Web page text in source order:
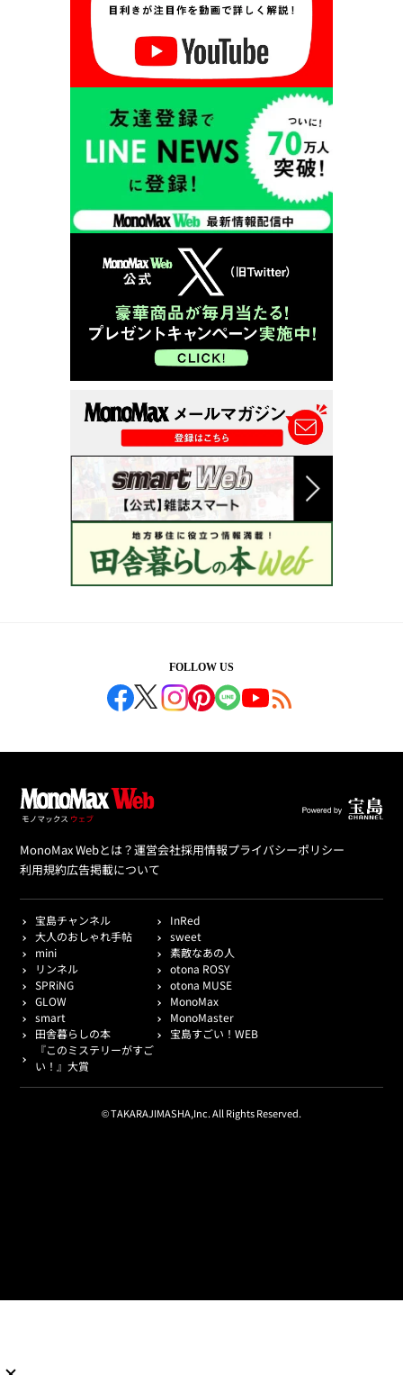
FOLLOW US
MonoMax Webとは？運営会社採用情報プライバシーポリシー
利用規約広告掲載について
宝島チャンネル
InRed
大人のおしゃれ手帖
sweet
mini
素敵なあの人
リンネル
otona ROSY
SPRiNG
otona MUSE
GLOW
MonoMax
smart
MonoMaster
田舎暮らしの本
宝島すごい！WEB
『このミステリーがすご
い！』大賞
© TAKARAJIMASHA,Inc. All Rights Reserved.